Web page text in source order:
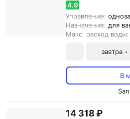
4.9
Управление:
Назначение: для
Макс. расход воды:
завтра •
В
14 318 ₽